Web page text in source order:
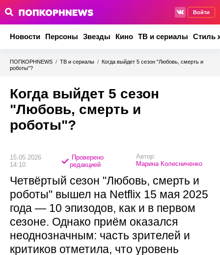
Войти
Новости Персоны Звезды Кино ТВ и сериалы Стиль
ПОПКОРНNEWS / ТВ и сериалы / Когда выйдет 5 сезон "Любовь, смерть и
роботы"?
Когда выйдет 5 сезон
"Любовь, смерть и
роботы"?
15.05.2026
14:10
Проверено
редакцией
Автор:
Марина Колесниченко
Четвёртый сезон "Любовь, смерть и
роботы" вышел на Netflix 15 мая 2025
года — 10 эпизодов, как и в первом
сезоне. Однако приём оказался
неоднозначным: часть зрителей и
критиков отметила, что уровень